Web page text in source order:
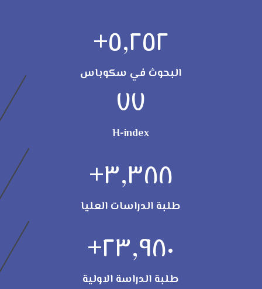
٥,٢٥٢+
البحوث في سكوباس
٧٧
H-index
٣,٣٨٨+
طلبة الدراسات العليا
٢٣,٩٨٠+
طلبة الدراسة الاولية